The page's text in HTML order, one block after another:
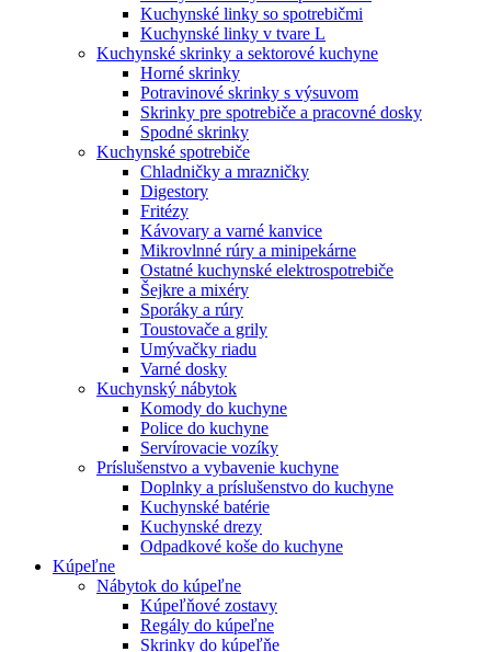
Kuchynské linky so spotrebičmi
Kuchynské linky v tvare L
Kuchynské skrinky a sektorové kuchyne
Horné skrinky
Potravinové skrinky s výsuvom
Skrinky pre spotrebiče a pracovné dosky
Spodné skrinky
Kuchynské spotrebiče
Chladničky a mrazničky
Digestory
Fritézy
Kávovary a varné kanvice
Mikrovlnné rúry a minipekárne
Ostatné kuchynské elektrospotrebiče
Šejkre a mixéry
Sporáky a rúry
Toustovače a grily
Umývačky riadu
Varné dosky
Kuchynský nábytok
Komody do kuchyne
Police do kuchyne
Servírovacie vozíky
Príslušenstvo a vybavenie kuchyne
Doplnky a príslušenstvo do kuchyne
Kuchynské batérie
Kuchynské drezy
Odpadkové koše do kuchyne
Kúpeľne
Nábytok do kúpeľne
Kúpeľňové zostavy
Regály do kúpeľne
Skrinky do kúpeľňe